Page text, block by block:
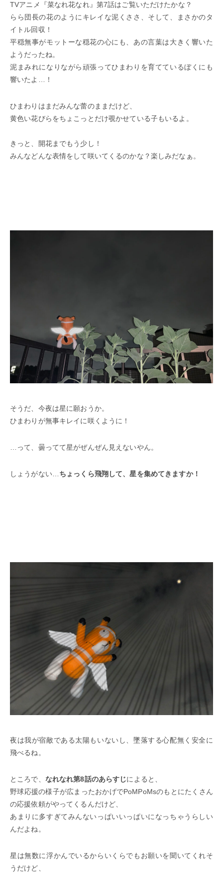
TVアニメ『菜なれ花なれ』第7話はご覧いただけたかな？
らら団長の花のようにキレイな泥くささ、そして、まさかのタ
イトル回収！
平穏無事がモットーな穏花の心にも、あの言葉は大きく響いた
ようだったね。
泥まみれになりながら頑張ってひまわりを育てているぼくにも
響いたよ…！
ひまわりはまだみんな蕾のままだけど、
黄色い花びらをちょこっとだけ覗かせている子もいるよ。
きっと、開花までもう少し！
みんなどんな表情をして咲いてくるのかな？楽しみだなぁ。
そうだ、今夜は星に願おうか。
ひまわりが無事キレイに咲くように！
…って、曇ってて星がぜんぜん見えないやん。
しょうがない…ちょっくら飛翔して、星を集めてきますか！
夜は我が宿敵である太陽もいないし、墜落する心配無く安全に
飛べるね。
ところで、 なれなれ第8話のあらすじによると、
野球応援の様子が広まったおかげでPoMPoMsのもとにたくさん
の応援依頼がやってくるんだけど、
あまりに多すぎてみんないっぱいいっぱいになっちゃうらしい
んだよね。
星は無数に浮かんでいるからいくらでもお願いを聞いてくれそ
うだけど、